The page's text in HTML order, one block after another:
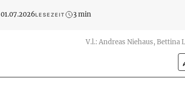
01.07.2026LESEZEIT 3 min
V.l.: Andreas Niehaus, Bettina